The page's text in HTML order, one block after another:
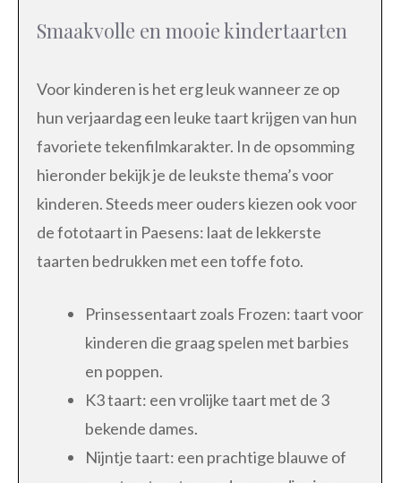
Smaakvolle en mooie kindertaarten
Voor kinderen is het erg leuk wanneer ze op
hun verjaardag een leuke taart krijgen van hun
favoriete tekenfilmkarakter. In de opsomming
hieronder bekijk je de leukste thema’s voor
kinderen. Steeds meer ouders kiezen ook voor
de fototaart in Paesens: laat de lekkerste
taarten bedrukken met een toffe foto.
Prinsessentaart zoals Frozen: taart voor
kinderen die graag spelen met barbies
en poppen.
K3 taart: een vrolijke taart met de 3
bekende dames.
Nijntje taart: een prachtige blauwe of